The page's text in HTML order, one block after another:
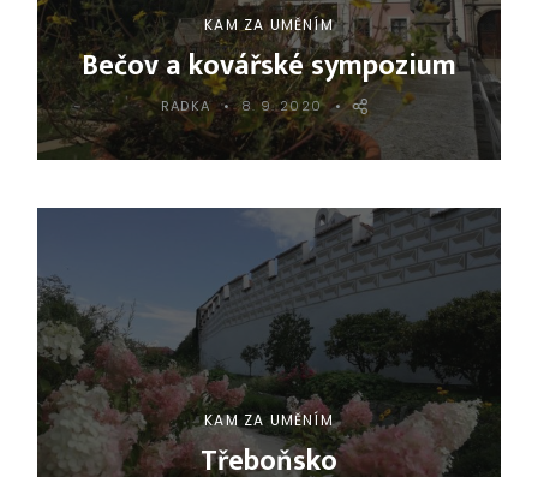
KAM ZA UMĚNÍM
Bečov a kovářské sympozium
RADKA 8. 9. 2020
KAM ZA UMĚNÍM
Třeboňsko